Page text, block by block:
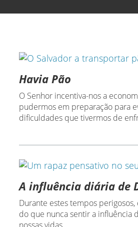
Havia Pão
O Senhor incentiva-nos a
pudermos em preparação para
dificuldades que tivermos de
A influência diária de
Durante estes tempos
do que nunca sentir a influência